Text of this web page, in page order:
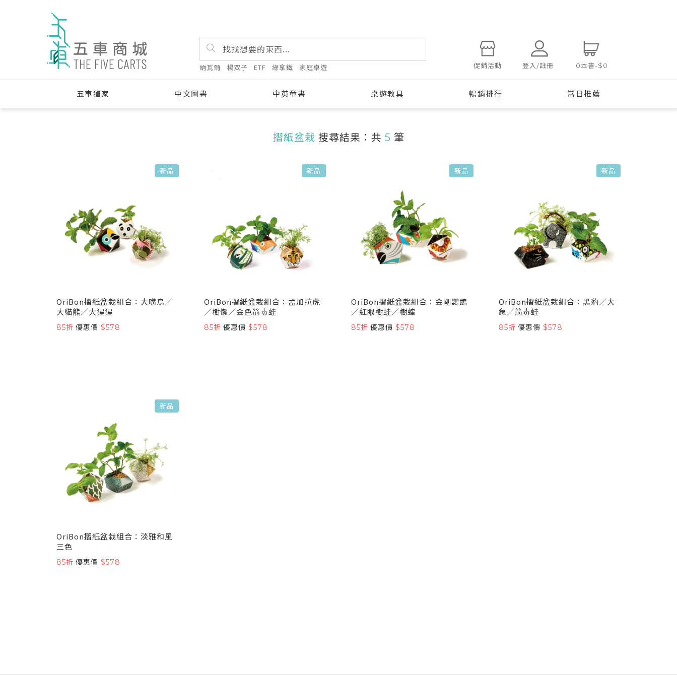
納瓦爾 楊双子 ETF 綠拿鐵 家庭桌遊 促銷活動 登入/註冊 0本書-$0
五車獨家 中文圖書 中英童書 桌遊教具 暢銷排行 當日推薦
摺紙盆栽 搜尋結果：共 5 筆
新品
OriBon摺紙盆栽組合：大嘴鳥／
大貓熊／大猩猩
85折 優惠價 $578
新品
OriBon摺紙盆栽組合：孟加拉虎
／樹懶／金色箭毒蛙
85折 優惠價 $578
新品
OriBon摺紙盆栽組合：金剛鸚鵡
／紅眼樹蛙／樹蝰
85折 優惠價 $578
新品
OriBon摺紙盆栽組合：黑豹／大
象／箭毒蛙
85折 優惠價 $578
新品
OriBon摺紙盆栽組合：淡雅和風
三色
85折 優惠價 $578